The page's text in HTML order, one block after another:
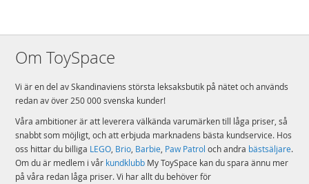
Om ToySpace
Vi är en del av Skandinaviens största leksaksbutik på nätet och används
redan av över 250 000 svenska kunder!
Våra ambitioner är att leverera välkända varumärken till låga priser, så
snabbt som möjligt, och att erbjuda marknadens bästa kundservice. Hos
oss hittar du billiga LEGO Brio Barbie Paw Patrol och andra bästsäljare.
Om du är medlem i vår kundklubb My ToySpace kan du spara ännu mer
på våra redan låga priser. Vi har allt du behöver för